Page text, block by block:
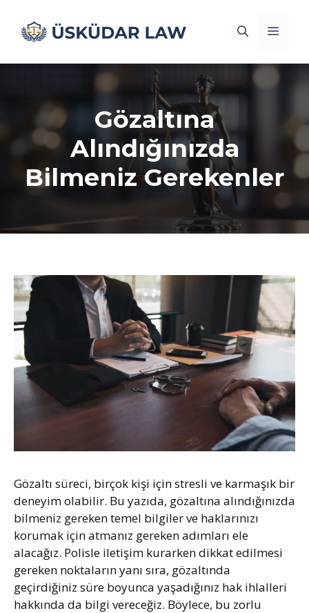
Gözaltına
Alındığınızda
Bilmeniz Gerekenler
Gözaltı süreci, birçok kişi için stresli ve karmaşık bir
deneyim olabilir. Bu yazıda, gözaltına alındığınızda
bilmeniz gereken temel bilgiler ve haklarınızı
korumak için atmanız gereken adımları ele
alacağız. Polisle iletişim kurarken dikkat edilmesi
gereken noktaların yanı sıra, gözaltında
geçirdiğiniz süre boyunca yaşadığınız hak ihlalleri
hakkında da bilgi vereceğiz. Böylece, bu zorlu